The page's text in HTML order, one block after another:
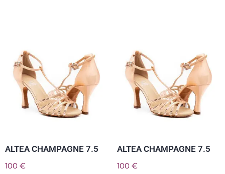
ALTEA CHAMPAGNE 7.5
100 €
ALTEA CHAMPAGNE 7.5
100 €